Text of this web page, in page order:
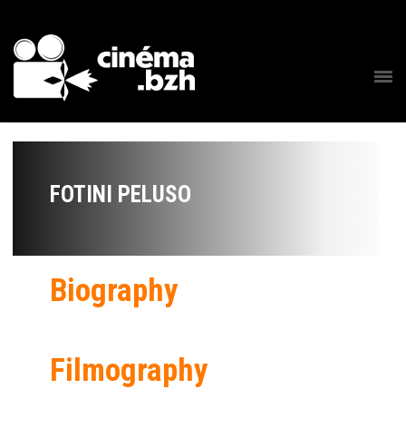
FOTINI PELUSO
Biography
Filmography